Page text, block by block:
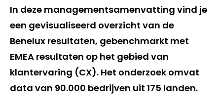
In deze managementsamenvatting vind je
een gevisualiseerd overzicht van de
Benelux resultaten, gebenchmarkt met
EMEA resultaten op het gebied van
klantervaring (CX). Het onderzoek omvat
data van 90.000 bedrijven uit 175 landen.